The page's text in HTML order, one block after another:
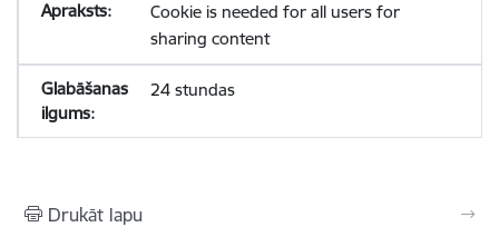
Cookie is needed for all users for
sharing content
24 stundas
Drukāt lapu